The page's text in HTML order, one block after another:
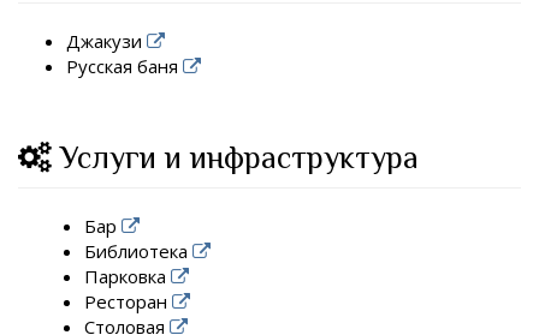
Джакузи
Русская баня
Услуги и инфраструктура
Бар
Библиотека
Парковка
Ресторан
Столовая